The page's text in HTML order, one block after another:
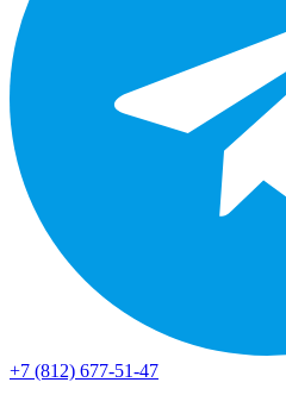
+7 (812) 677-51-47